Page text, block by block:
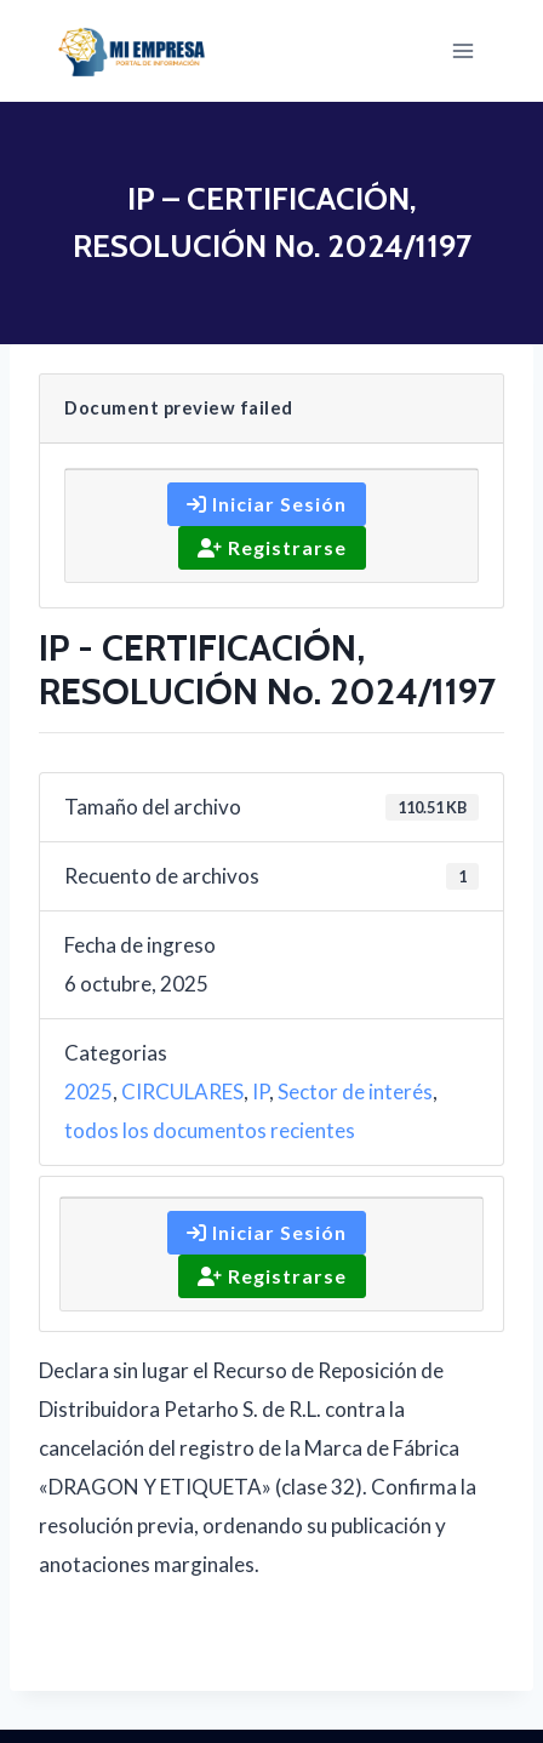
IP – CERTIFICACIÓN,
RESOLUCIÓN No. 2024/1197
Document preview failed
Iniciar Sesión
Registrarse
IP - CERTIFICACIÓN,
RESOLUCIÓN No. 2024/1197
Tamaño del archivo 110.51 KB
Recuento de archivos 1
Fecha de ingreso
6 octubre, 2025
Categorias
2025, CIRCULARES, IP,Sector de interés,
todos los documentos recientes
Iniciar Sesión
Registrarse
Declara sin lugar el Recurso de Reposición de
Distribuidora Petarho S. de R.L. contra la
cancelación del registro de la Marca de Fábrica
«DRAGON Y ETIQUETA» (clase 32). Confirma la
resolución previa, ordenando su publicación y
anotaciones marginales.